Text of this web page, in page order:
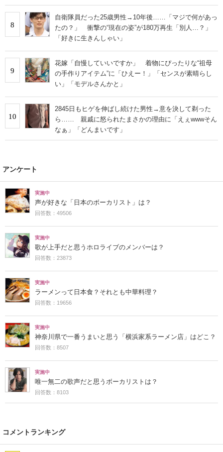
8
自衛隊員だった25歳男性→10年後……「マジで何があっ
たの？」 衝撃の“現在の姿”が180万再生「別人…？」
「好きに生きんしゃい」
9
花嫁「自慢していいですか」 着物にぴったりな“祖母
の手作りアイテム”に「ひえー！」「センスが素晴らし
い」「モデルさんかと」
10
2845日もヒゲを伸ばし続けた男性→意を決して剃った
ら…… 親戚に怒られたまさかの理由に「えぇwwwそん
なぁ」「どんまいです」
アンケート
実施中
声が好きな「日本のボーカリスト」は？
回答数：49506
実施中
歌が上手だと思うホロライブのメンバーは？
回答数：23873
実施中
ラーメンって日本食？それとも中華料理？
回答数：19656
実施中
神奈川県で一番うまいと思う「横浜家系ラーメン店」はどこ？
回答数：8507
実施中
唯一無二の歌声だと思うボーカリストは？
回答数：8103
コメントランキング